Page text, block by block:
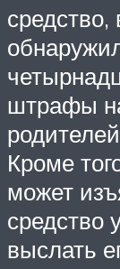
средство,
штрафы
Кроме
может
средство
выслать